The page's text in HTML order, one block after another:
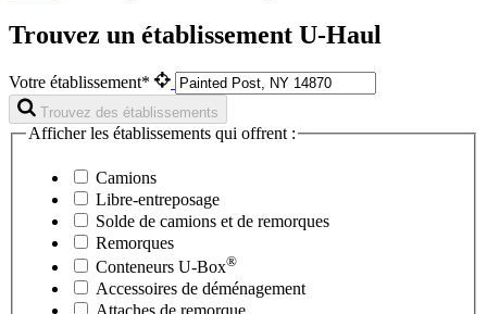
Trouvez un établissement U-Haul
Votre établissement*
Trouvez des établissements
Afficher les établissements qui offrent :
Camions
Libre-entreposage
Solde de camions et de remorques
Remorques
Conteneurs U-Box®
Accessoires de déménagement